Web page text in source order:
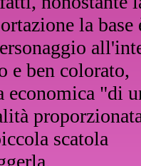
la base
e ben colorato,
economica "di
scatola